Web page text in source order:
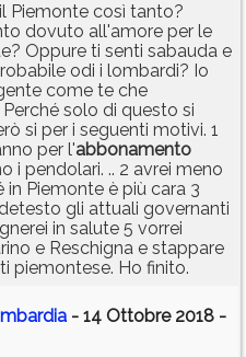
Piemonte così tanto?
dovuto all'amore per le
Oppure ti senti sabauda e
odi i lombardi? Io
come te che
solo di questo si
si per i seguenti motivi. 1
per l'abbonamento
i pendolari. .. 2 avrei meno
Piemonte è più cara 3
gli attuali governanti
in salute 5 vorrei
e Reschigna e stappare
piemontese. Ho finito.
- 14 Ottobre 2018 -